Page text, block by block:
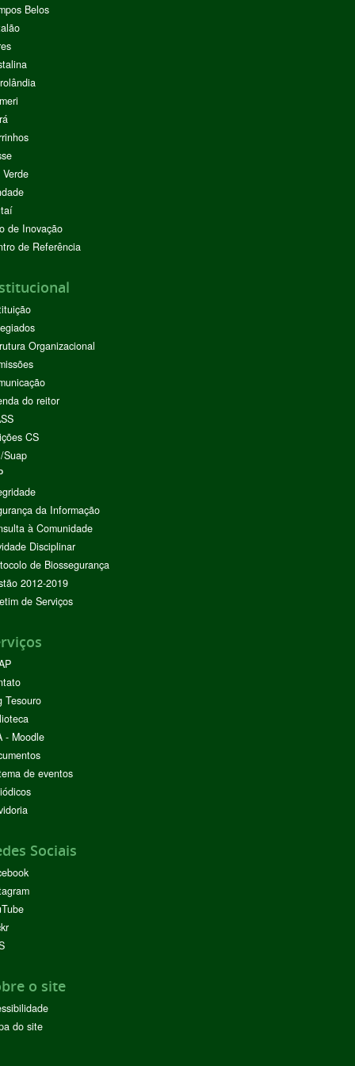
Belos
de Inovação
de Referência
Organizacional
do reitor
CS
Suap
da Informação
à Comunidade
Disciplinar
de Biossegurança
2012-2019
de Serviços
Tesouro
- Moodle
de eventos
Sociais
o site
do site